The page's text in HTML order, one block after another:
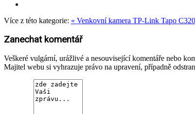
Více z této kategorie: « Venkovní kamera TP-Link Tapo
Zanechat komentář
Veškeré vulgární, urážlivé a nesouvisející komentáře nebo
Majitel webu si vyhrazuje právo na upravení, případně